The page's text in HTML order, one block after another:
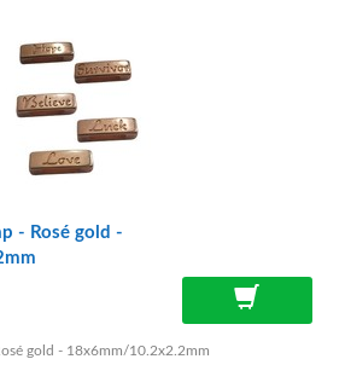
- Rosé gold -
gold - 18x6mm/10.2x2.2mm